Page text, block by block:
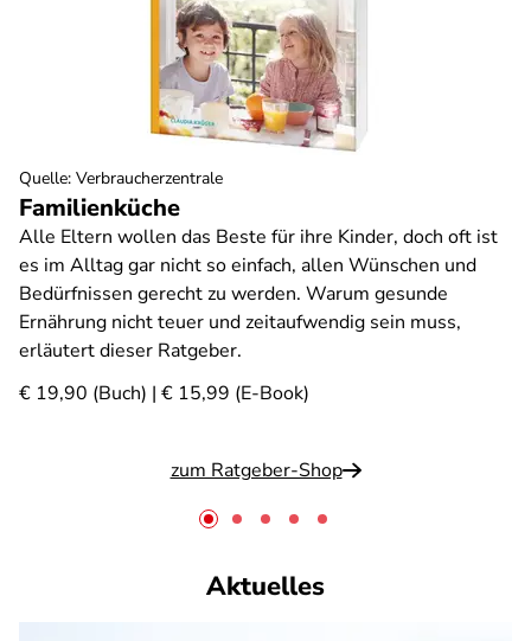
Familienküche
Alle Eltern wollen das Beste für ihre Kinder, doch oft ist
es im Alltag gar nicht so einfach, allen Wünschen und
Bedürfnissen gerecht zu werden. Warum gesunde
Ernährung nicht teuer und zeitaufwendig sein muss,
erläutert dieser Ratgeber.
€ 19,90 (Buch) | € 15,99 (E-Book)
zum Ratgeber-Shop
Quelle: Verbraucherzentrale
Aktuelles